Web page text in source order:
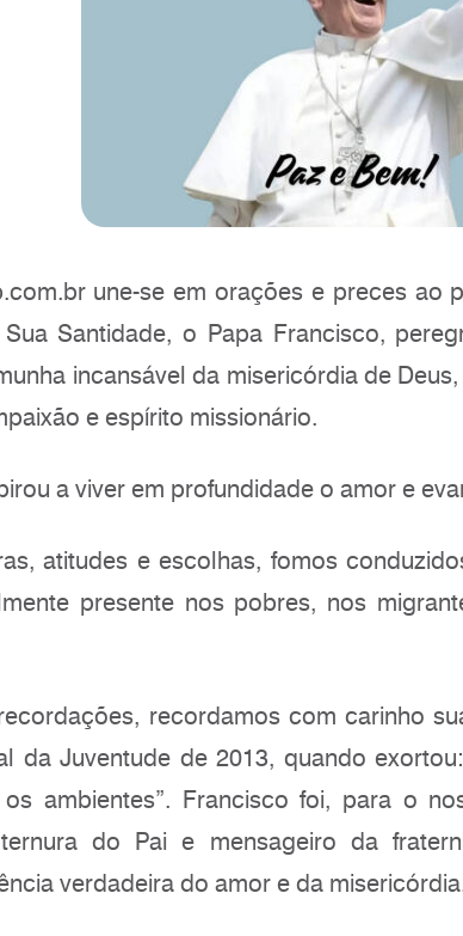
une-se em orações e preces
Santidade, o Papa Francisco,
incansável da misericórdia de
e espírito missionário.
a viver em profundidade o amor e
atitudes e escolhas, fomos
presente nos pobres, nos
recordamos com carinho
da Juventude de 2013, quando
ambientes”. Francisco foi, para o
do Pai e mensageiro da
verdadeira do amor e da